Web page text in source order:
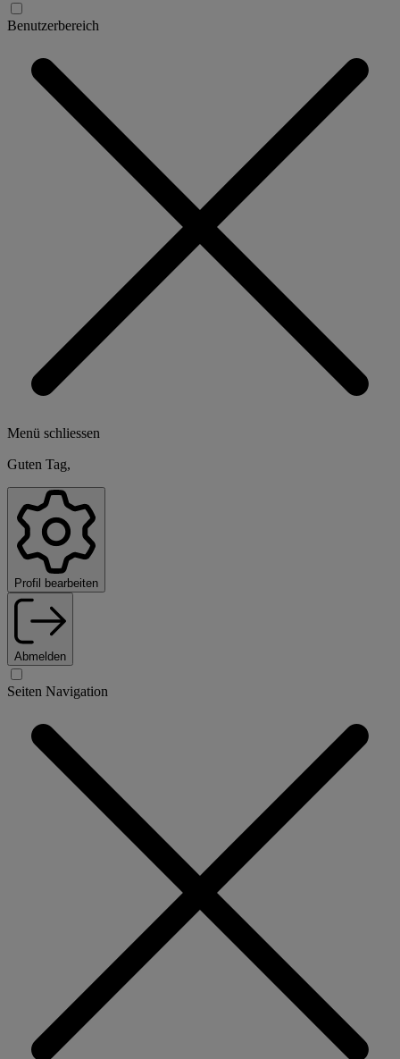
Benutzerbereich
Menü schliessen
Guten Tag,
Profil bearbeiten
Abmelden
Seiten Navigation